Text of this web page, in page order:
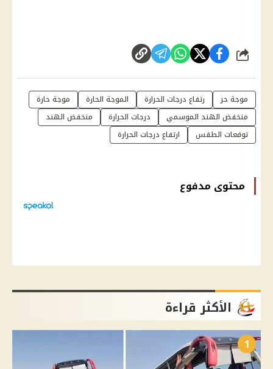
شارك
موجة حر رتفاع درجات الحرارة الموجة الحارة
موجة حارة
منخفض الهند الموسمي
درجات الحرارة
منخفض الهند
توقعات الطقس
ارتفاع درجات الحرارة
محتوى مدفوع
الأكثر قراءة
1